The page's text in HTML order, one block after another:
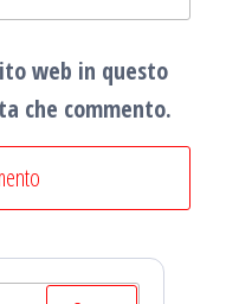
web in questo
che commento.